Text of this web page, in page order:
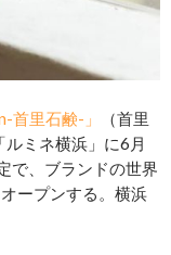
首里石鹸-」
（首里
ミネ横浜」に6月
で、ブランドの世界
ープンする。横浜